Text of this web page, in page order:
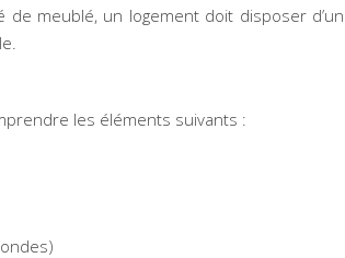
meublé, un logement doit disposer d’un
les éléments suivants :